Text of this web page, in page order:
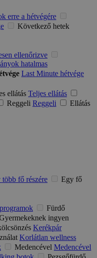
erre a hétvégére
Következő hetek
ellenőrizve
hatalmas
Last Minute hétvége
ellátás Teljes ellátás
Reggeli Reggeli
Ellátás
fő részére
Egy fő
Fürdő
ingyen
Kerékpár
Korlátlan wellness
Medencével Medencével